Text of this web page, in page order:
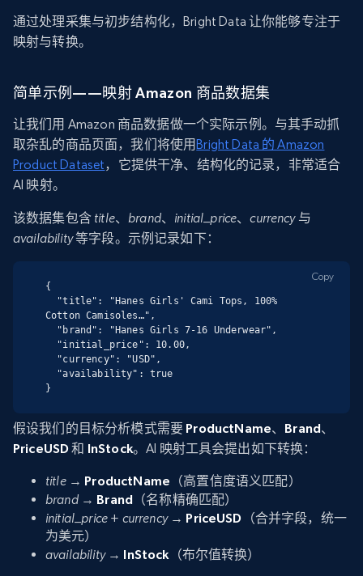
通过处理采集与初步结构化，Bright Data 让你能够专注于
映射与转换。
简单示例——映射 Amazon 商品数据集
让我们用 Amazon 商品数据做一个实际示例。与其手动抓
取杂乱的商品页面，我们将使用 Bright Data 的 Amazon
Product Dataset，它提供干净、结构化的记录，非常适合
AI 映射。
该数据集包含 title、brand、 initial_price、currency与
availability等字段。示例记录如下：
{
Cotton Camisoles…",
}
Copy
假设我们的目标分析模式需要 ProductName、 Brand、
PriceUSD和 InStock。AI 映射工具会提出如下转换：
title→ ProductName （高置信度语义匹配）
brand→ Brand （名称精确匹配）
initial_price + currency→ PriceUSD （合并字段，统一
为美元）
availability→ InStock （布尔值转换）